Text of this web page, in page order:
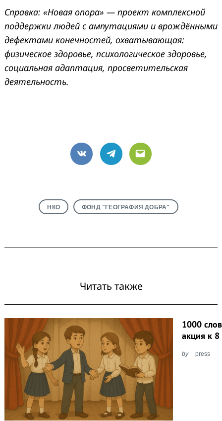
Справка: «Новая опора» — проект комплексной
поддержки людей с ампутациями и врождёнными
дефектами конечностей, охватывающая:
физическое здоровье, психологическое здоровье,
социальная адаптация, просветительская
деятельность.
VK Telegram
Email
НКО ФОНД "ГЕОГРАФИЯ ДОБРА"
Читать также
1000
акция к
by press